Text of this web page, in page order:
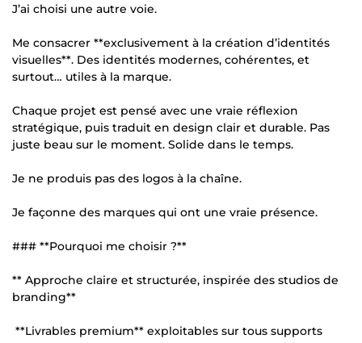
J’ai choisi une autre voie.
Me consacrer **exclusivement à la création d’identités
visuelles**. Des identités modernes, cohérentes, et
surtout… utiles à la marque.
Chaque projet est pensé avec une vraie réflexion
stratégique, puis traduit en design clair et durable. Pas
juste beau sur le moment. Solide dans le temps.
Je ne produis pas des logos à la chaîne.
Je façonne des marques qui ont une vraie présence.
### **Pourquoi me choisir ?**
** Approche claire et structurée, inspirée des studios de
branding**
**Livrables premium** exploitables sur tous supports